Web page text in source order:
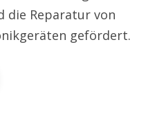
die Reparatur von
gefördert.